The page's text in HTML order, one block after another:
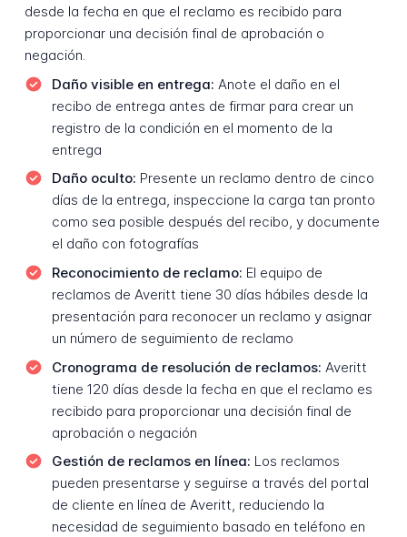
desde la fecha en que el reclamo es recibido para
proporcionar una decisión final de aprobación o
negación.
Daño visible en entrega: Anote el daño en el
recibo de entrega antes de firmar para crear un
registro de la condición en el momento de la
entrega
Daño oculto: Presente un reclamo dentro de cinco
días de la entrega, inspeccione la carga tan pronto
como sea posible después del recibo, y documente
el daño con fotografías
Reconocimiento de reclamo: El equipo de
reclamos de Averitt tiene 30 días hábiles desde la
presentación para reconocer un reclamo y asignar
un número de seguimiento de reclamo
Cronograma de resolución de reclamos: Averitt
tiene 120 días desde la fecha en que el reclamo es
recibido para proporcionar una decisión final de
aprobación o negación
Gestión de reclamos en línea: Los reclamos
pueden presentarse y seguirse a través del portal
de cliente en línea de Averitt, reduciendo la
necesidad de seguimiento basado en teléfono en